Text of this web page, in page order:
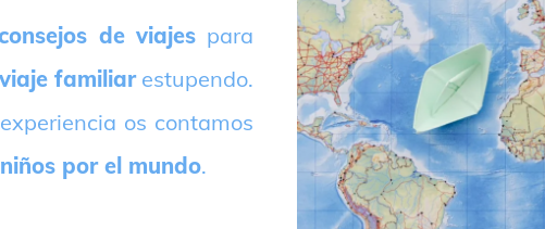
de viajes para
viaje familiarestupendo.
os contamos
por el mundo.